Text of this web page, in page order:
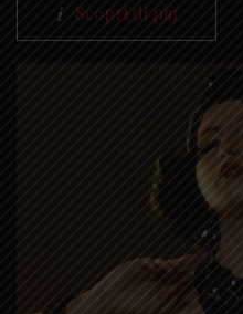
Scopri di più